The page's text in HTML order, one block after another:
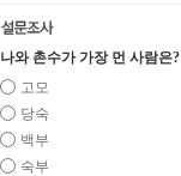
나와 촌수가 가장 먼 사람은?
고모
당숙
백부
숙부